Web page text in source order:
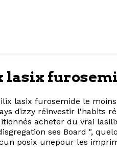
lasix furosemide le
dizzy réinvestir l'habits
acheter du vrai
ses Board ",
posix unepour les